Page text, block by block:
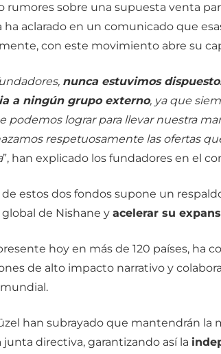
rumores sobre una supuesta venta
ha aclarado en un comunicado que
con este movimiento abre su
nunca estuvimos
a ningún grupo externo, ya que
podemos lograr para llevar nuestra
respetuosamente las ofertas
”, han explicado los fundadores en el
de estos dos fondos supone un
global de Nishane y acelerar su
hoy en más de 120 países, ha
de alto impacto narrativo y
han subrayado que mantendrán la
junta directiva, garantizando así la